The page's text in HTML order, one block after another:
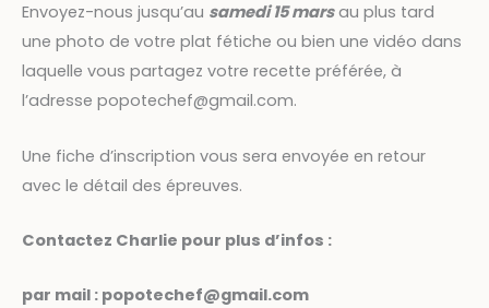
Envoyez-nous jusqu’au samedi 15 marsau plus tard
une photo de votre plat fétiche ou bien une vidéo dans
laquelle vous partagez votre recette préférée, à
l’adresse popotechef@gmail.com.
Une fiche d’inscription vous sera envoyée en retour
avec le détail des épreuves.
Contactez Charlie pour plus d’infos :
par mail : popotechef@gmail.com